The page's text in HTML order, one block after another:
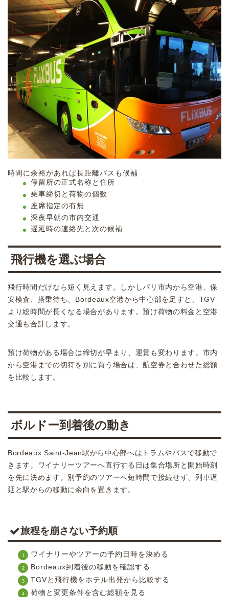
時間に余裕があれば長距離バスも候補
停留所の正式名称と住所
乗車締切と荷物の個数
座席指定の有無
深夜早朝の市内交通
遅延時の連絡先と次の候補
飛行機を選ぶ場合
飛行時間だけなら短く見えます。しかしパリ市内から空港、保
安検査、搭乗待ち、Bordeaux空港から中心部を足すと、TGV
より総時間が長くなる場合があります。預け荷物の料金と空港
交通も合計します。
預け荷物がある場合は締切が早まり、運賃も変わります。市内
から空港までの切符を別に買う場合は、航空券と合わせた総額
を比較します。
ボルドー到着後の動き
Bordeaux Saint-Jean駅から中心部へはトラムやバスで移動で
きます。ワイナリーツアーへ直行する日は集合場所と開始時刻
を先に決めます。別予約のツアーへ短時間で接続せず、列車遅
延と駅からの移動に余白を置きます。
旅程を崩さない予約順
ワイナリーやツアーの予約日時を決める
Bordeaux到着後の移動を確認する
TGVと飛行機をホテル出発から比較する
荷物と変更条件を含む総額を見る